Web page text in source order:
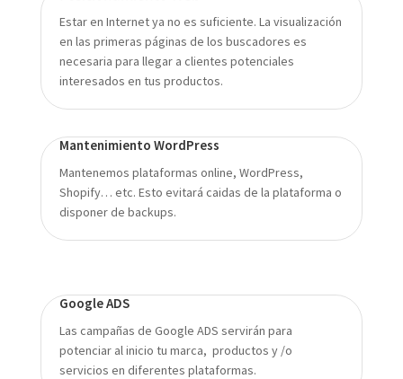
Estar en Internet ya no es suficiente. La visualización
en las primeras páginas de los buscadores es
necesaria para llegar a clientes potenciales
interesados en tus productos.
Mantenimiento WordPress
Mantenemos plataformas online, WordPress,
Shopify… etc. Esto evitará caidas de la plataforma o
disponer de backups.
Google ADS
Las campañas de Google ADS servirán para
potenciar al inicio tu marca, productos y /o
servicios en diferentes plataformas.